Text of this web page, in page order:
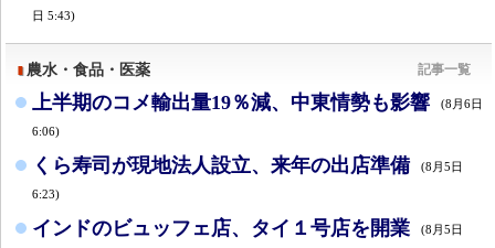
日 5:43)
農水・食品・医薬 記事一覧
上半期のコメ輸出量19％減、中東情勢も影響 (8月6日
6:06)
くら寿司が現地法人設立、来年の出店準備 (8月5日
6:23)
インドのビュッフェ店、タイ１号店を開業 (8月5日